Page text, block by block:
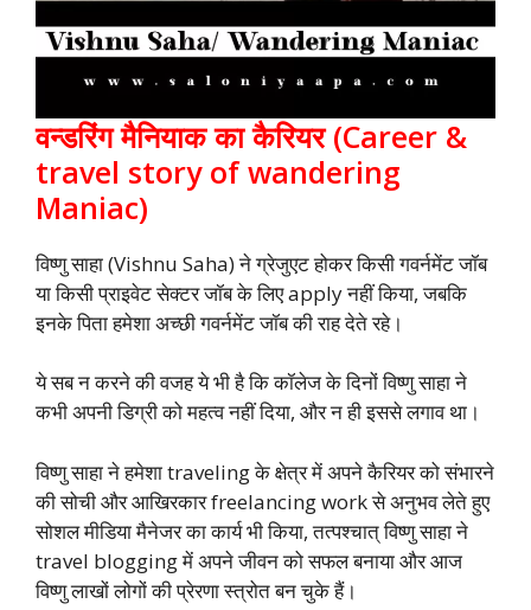
वन्डरिंग मैनियाक का कैरियर (Career &
travel story of wandering
Maniac)
विष्णु साहा (Vishnu Saha) ने ग्रेजुएट होकर किसी गवर्नमेंट जॉब
या किसी प्राइवेट सेक्टर जॉब के लिए apply नहीं किया, जबकि
इनके पिता हमेशा अच्छी गवर्नमेंट जॉब की राह देते रहे।
ये सब न करने की वजह ये भी है कि कॉलेज के दिनों विष्णु साहा ने
कभी अपनी डिग्री को महत्व नहीं दिया, और न ही इससे लगाव था।
विष्णु साहा ने हमेशा traveling के क्षेत्र में अपने कैरियर को संभारने
की सोची और आखिरकार freelancing work से अनुभव लेते हुए
सोशल मीडिया मैनेजर का कार्य भी किया, तत्पश्चात् विष्णु साहा ने
travel blogging में अपने जीवन को सफल बनाया और आज
विष्णु लाखों लोगों की प्रेरणा स्त्रोत बन चुके हैं।